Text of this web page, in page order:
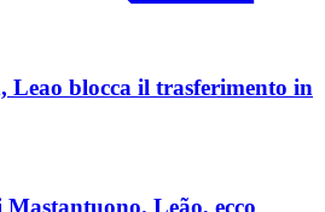
Leao blocca il trasferimento in